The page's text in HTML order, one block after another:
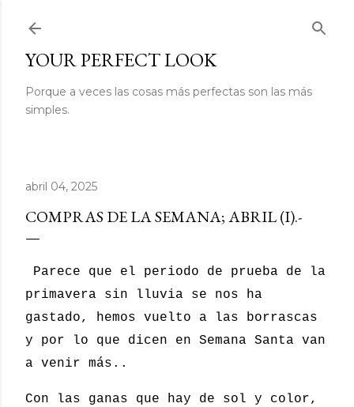
YOUR PERFECT LOOK
Porque a veces las cosas más perfectas son las más
simples.
abril 04, 2025
COMPRAS DE LA SEMANA; ABRIL (I).-
Parece que el periodo de prueba de la
primavera sin lluvia se nos ha
gastado, hemos vuelto a las borrascas
y por lo que dicen en Semana Santa van
a venir más..
Con las ganas que hay de sol y color,